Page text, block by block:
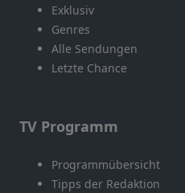
Exklusiv
Genres
Alle Sendungen
Letzte Chance
TV Programm
Programmübersicht
Tipps der Redaktion